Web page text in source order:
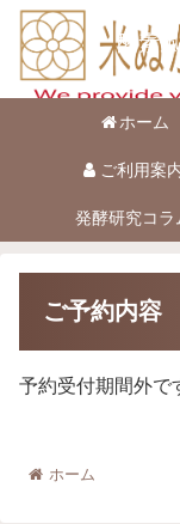
酵素
ホーム
ご利用案
発酵研究コラ
ご予約内容
予約受付期間外で
ホーム